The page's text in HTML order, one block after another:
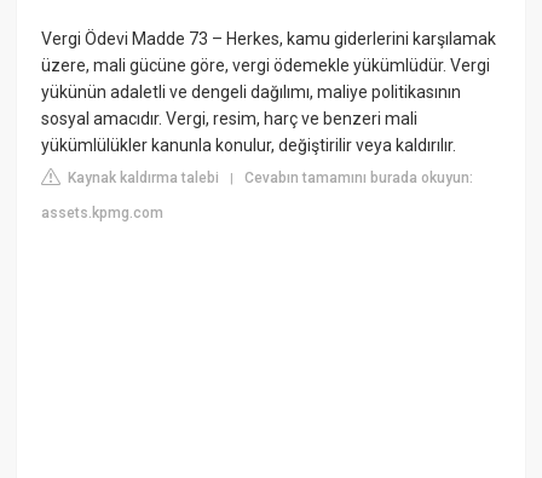
Vergi Ödevi Madde 73 – Herkes, kamu giderlerini karşılamak
üzere, mali gücüne göre, vergi ödemekle yükümlüdür. Vergi
yükünün adaletli ve dengeli dağılımı, maliye politikasının
sosyal amacıdır. Vergi, resim, harç ve benzeri mali
yükümlülükler kanunla konulur, değiştirilir veya kaldırılır.
Kaynak kaldırma talebi |Cevabın tamamını burada okuyun:
assets.kpmg.com